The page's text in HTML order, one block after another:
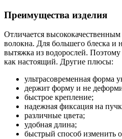
Преимущества изделия
Отличается
волокна. Для большего блеска и
вытяжка из водорослей.
как настоящий. Другие плюсы:
ультрасовременная форма
держит форму и не
быстрое крепление;
надежная фиксация на
различные цвета;
удобная длина;
быстрый способ изменить